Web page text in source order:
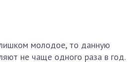
молодое, то данную
не чаще одного раза в год.